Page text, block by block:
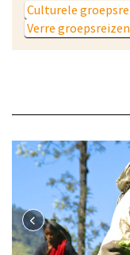
Culturele
Verre groepsreizen